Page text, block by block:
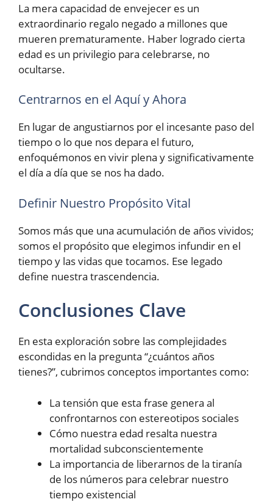
La mera capacidad de envejecer es un
extraordinario regalo negado a millones que
mueren prematuramente. Haber logrado cierta
edad es un privilegio para celebrarse, no
ocultarse.
Centrarnos en el Aquí y Ahora
En lugar de angustiarnos por el incesante paso del
tiempo o lo que nos depara el futuro,
enfoquémonos en vivir plena y significativamente
el día a día que se nos ha dado.
Definir Nuestro Propósito Vital
Somos más que una acumulación de años vividos;
somos el propósito que elegimos infundir en el
tiempo y las vidas que tocamos. Ese legado
define nuestra trascendencia.
Conclusiones Clave
En esta exploración sobre las complejidades
escondidas en la pregunta “¿cuántos años
tienes?”, cubrimos conceptos importantes como:
La tensión que esta frase genera al
confrontarnos con estereotipos sociales
Cómo nuestra edad resalta nuestra
mortalidad subconscientemente
La importancia de liberarnos de la tiranía
de los números para celebrar nuestro
tiempo existencial